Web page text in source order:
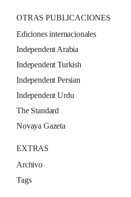
OTRAS PUBLICACIONES
Ediciones internacionales
Independent Arabia
Independent Turkish
Independent Persian
Independent Urdu
The Standard
Novaya Gazeta
EXTRAS
Archivo
Tags